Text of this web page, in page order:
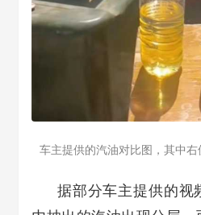
车主提供的汽油对比图，其中
据部分车主提供的视